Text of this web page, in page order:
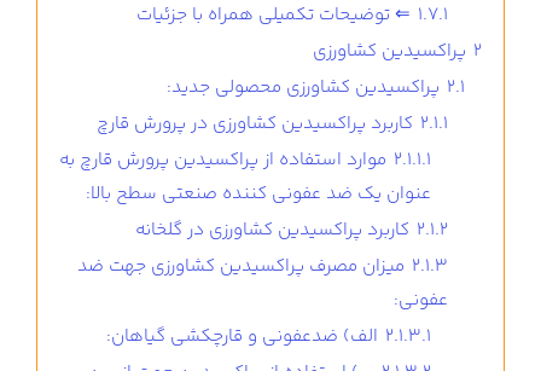
1.7.1 ⇐ توضیحات تکمیلی همراه با جزئیات
2 پراکسیدین کشاورزی
2.1 پراکسیدین کشاورزی محصولی جدید:
2.1.1 کاربرد پراکسیدین کشاورزی در پرورش قارچ
2.1.1.1 موارد استفاده از پراکسیدین پرورش قارچ به
عنوان یک ضد عفونی کننده صنعتی سطح بالا:
2.1.2 کاربرد پراکسیدین کشاورزی در گلخانه
2.1.3 میزان مصرف پراکسیدین کشاورزی جهت ضد
عفونی:
2.1.3.1 الف) ضدعفونی و قارچکشی گیاهان: